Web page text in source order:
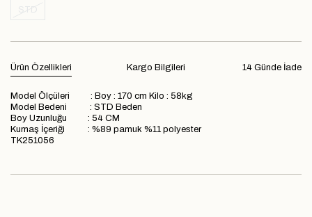
Ürün Özellikleri 14 Günde İade
Kargo Bilgileri
Model Ölçüleri : Boy : 170 cm Kilo : 58kg
Model Bedeni : STD Beden
Boy Uzunluğu : 54 CM
Kumaş İçeriği : %89 pamuk %11 polyester
TK251056